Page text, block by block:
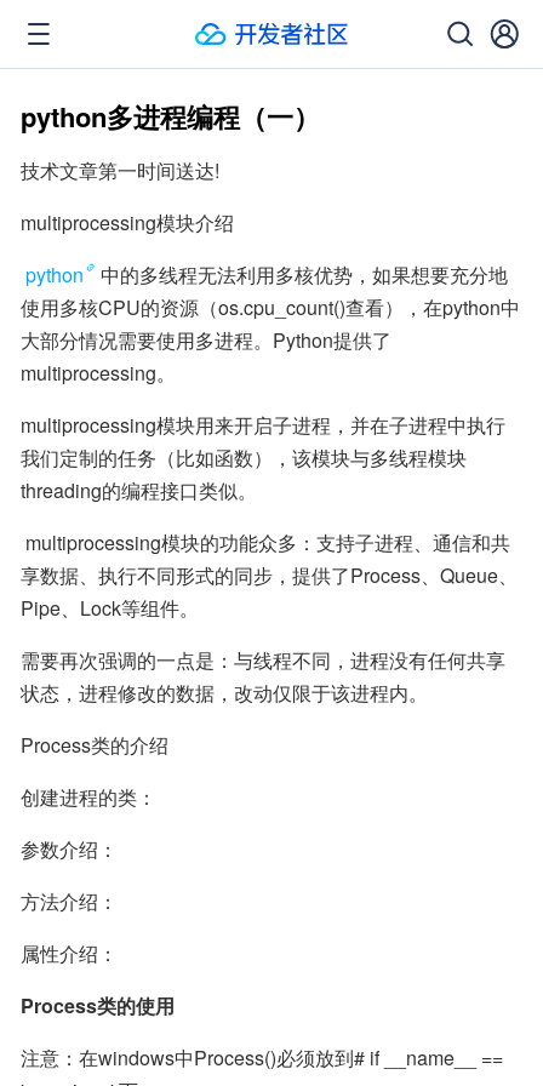
python多进程编程（一）
技术文章第一时间送达!
multiprocessing模块介绍
python
中的多线程无法利用多核优势，如果想要充分地
使用多核CPU的资源（os.cpu_count()查看），在python中
大部分情况需要使用多进程。Python提供了
multiprocessing。
multiprocessing模块用来开启子进程，并在子进程中执行
我们定制的任务（比如函数），该模块与多线程模块
threading的编程接口类似。
享数据、执行不同形式的同步，提供了Process、Queue、
Pipe、Lock等组件。
需要再次强调的一点是：与线程不同，进程没有任何共享
状态，进程修改的数据，改动仅限于该进程内。
Process类的介绍
创建进程的类：
参数介绍：
方法介绍：
属性介绍：
Process类的使用
注意：在windows中Process()必须放到# if __name__ ==